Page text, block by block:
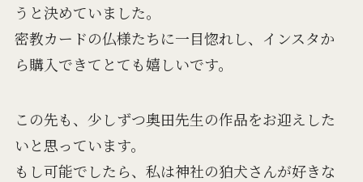
うと決めていました。
密教カードの仏様たちに一目惚れし、インスタか
ら購入できてとても嬉しいです。
この先も、少しずつ奥田先生の作品をお迎えした
いと思っています。
もし可能でしたら、私は神社の狛犬さんが好きな